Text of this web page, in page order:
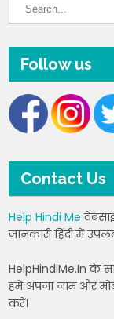
Follow us
Contact Us
Help Hindi Me
जानकारी हिंदी में
HelpHindiMe.In के
हमें अपना नाम और
करें।